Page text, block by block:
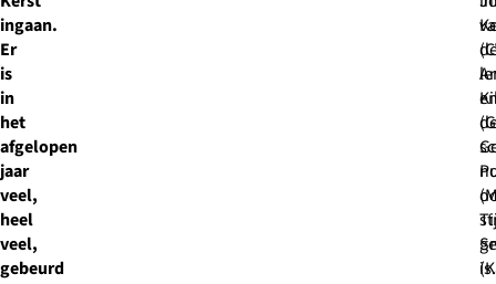
ingaan.
Er
is
in
het
afgelopen
jaar
veel,
heel
veel,
gebeurd
is.